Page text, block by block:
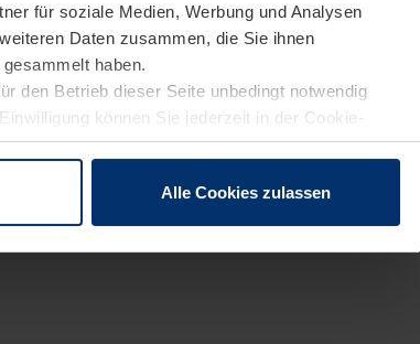
für soziale Medien, Werbung und Analysen
Daten zusammen, die Sie ihnen
haben.
den Betrieb dieser Seite unbedingt notwendig
können Sie jederzeit in der Cookie-
oder widerrufen.
Alle Cookies zulassen